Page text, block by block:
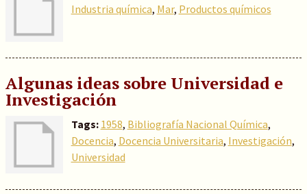
Industria química, Mar, Productos químicos
Algunas ideas sobre Universidad e
Investigación
Tags: 1958, Bibliografía Nacional Química,
Docencia, Docencia Universitaria, Investigación,
Universidad